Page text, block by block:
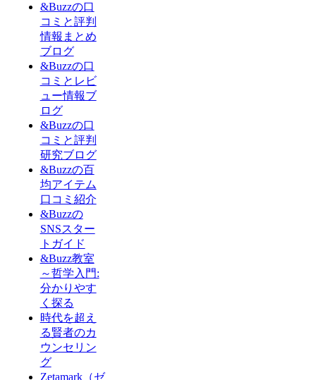
&Buzzの口
コミと評判
情報まとめ
ブログ
&Buzzの口
コミとレビ
ュー情報ブ
ログ
&Buzzの口
コミと評判
研究ブログ
&Buzzの百
均アイテム
口コミ紹介
&Buzzの
SNSスター
トガイド
&Buzz教室
～哲学入門:
分かりやす
く探る
時代を超え
る賢者のカ
ウンセリン
グ
Zetamark（ゼ